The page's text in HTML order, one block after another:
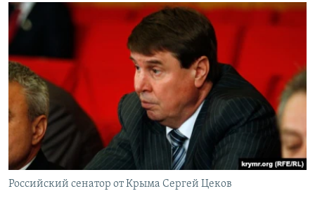
Российский сенатор от Крыма Сергей Цеков